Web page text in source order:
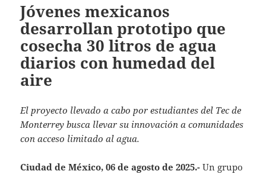
Jóvenes mexicanos
desarrollan prototipo que
cosecha 30 litros de agua
diarios con humedad del
aire
El proyecto llevado a cabo por estudiantes del Tec de
Monterrey busca llevar su innovación a comunidades
con acceso limitado al agua.
Ciudad de México, 06 de agosto de 2025.- Un grupo